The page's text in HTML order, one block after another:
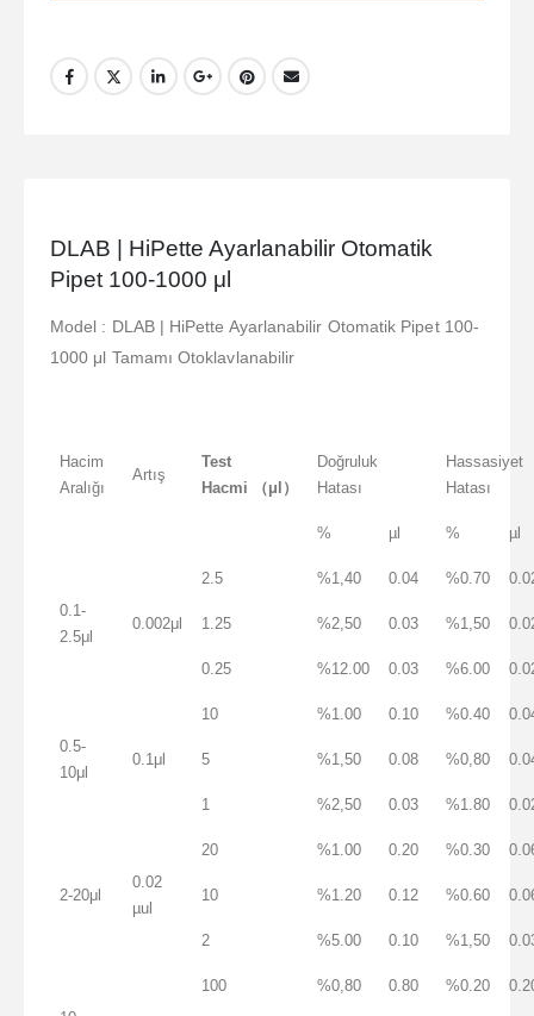
DLAB | HiPette Ayarlanabilir Otomatik
Pipet 100-1000 μl
Model : DLAB | HiPette Ayarlanabilir Otomatik Pipet 100-
1000 μl Tamamı Otoklavlanabilir
Hacim
Aralığı
Artış
Test
Hacmi
（μl）
Doğruluk
Hatası
Hassasiyet
Hatası
% µl % µl
0.1-
2.5μl
0.002μl
2.5 %1,40 0.04 %0.70
1.25 %2,50 0.03 %1,50
0.25 %12.00 0.03 %6.00
0.5-
10μl
0.1μl
10 %1.00 0.10 %0.40
5 %1,50 0.08 %0,80
1 %2,50 0.03 %1.80
2-20μl
0.02
µul
20 %1.00 0.20 %0.30
10 %1.20 0.12 %0.60
2 %5.00 0.10 %1,50
100 %0,80 0.80 %0.20